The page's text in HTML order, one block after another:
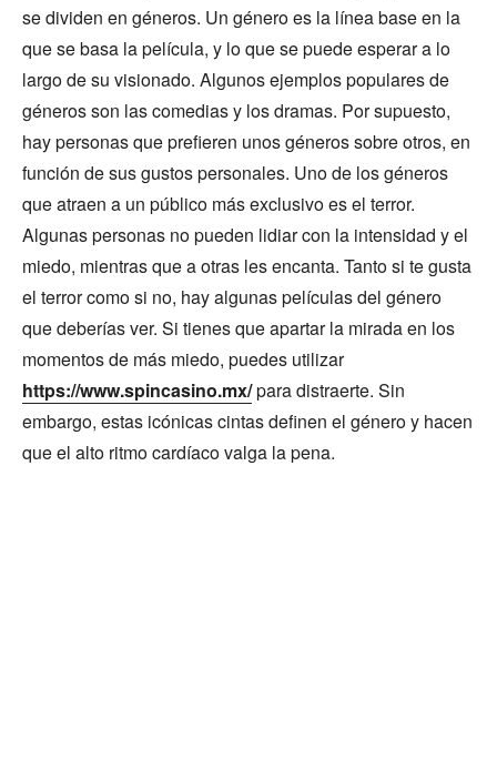
se dividen en géneros. Un género es la línea base en la
que se basa la película, y lo que se puede esperar a lo
largo de su visionado. Algunos ejemplos populares de
géneros son las comedias y los dramas. Por supuesto,
hay personas que prefieren unos géneros sobre otros, en
función de sus gustos personales. Uno de los géneros
que atraen a un público más exclusivo es el terror.
Algunas personas no pueden lidiar con la intensidad y el
miedo, mientras que a otras les encanta. Tanto si te gusta
el terror como si no, hay algunas películas del género
que deberías ver. Si tienes que apartar la mirada en los
momentos de más miedo, puedes utilizar
https://www.spincasino.mx/para distraerte. Sin
embargo, estas icónicas cintas definen el género y hacen
que el alto ritmo cardíaco valga la pena.